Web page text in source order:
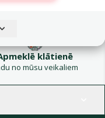
klātienē
no mūsu veikaliem